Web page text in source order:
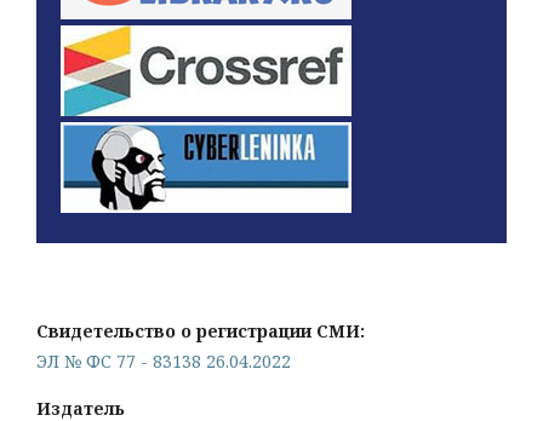
Свидетельство о регистрации СМИ:
ЭЛ № ФС 77 - 83138 26.04.2022
Издатель